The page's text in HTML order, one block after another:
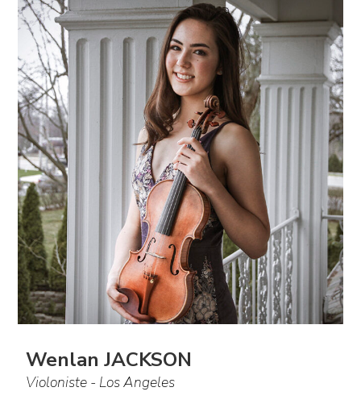
Wenlan JACKSON
Violoniste - Los Angeles